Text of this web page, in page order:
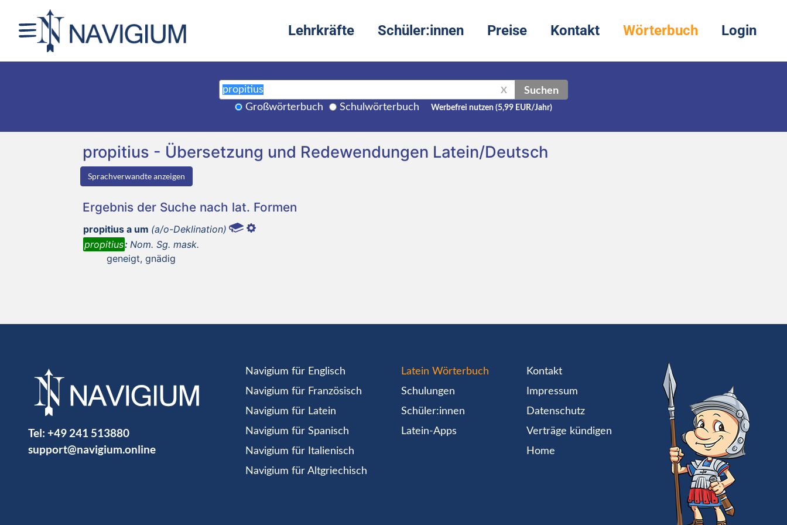
Lehrkräfte Schüler:innen Preise Kontakt Wörterbuch Login
X Suchen
Großwörterbuch Schulwörterbuch Werbefrei nutzen (5,99 EUR/Jahr)
propitius - Übersetzung und Redewendungen Latein/Deutsch
Sprachverwandte anzeigen
Ergebnis der Suche nach lat. Formen
propitius a um (a/o-Deklination)
propitius: Nom. Sg. mask.
geneigt, gnädig
Tel: +49 241 513880
support@navigium.online
Navigium für Englisch
Navigium für Französisch
Navigium für Latein
Navigium für Spanisch
Navigium für Italienisch
Navigium für Altgriechisch
Latein Wörterbuch
Schulungen
Schüler:innen
Latein-Apps
Kontakt
Impressum
Datenschutz
Verträge kündigen
Home